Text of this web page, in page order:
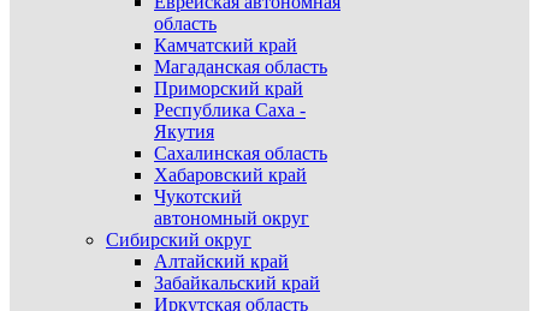
область
Камчатский край
Магаданская область
Приморский край
Республика Саха -
Якутия
Сахалинская область
Хабаровский край
Чукотский
автономный округ
Сибирский округ
Алтайский край
Забайкальский край
Иркутская область